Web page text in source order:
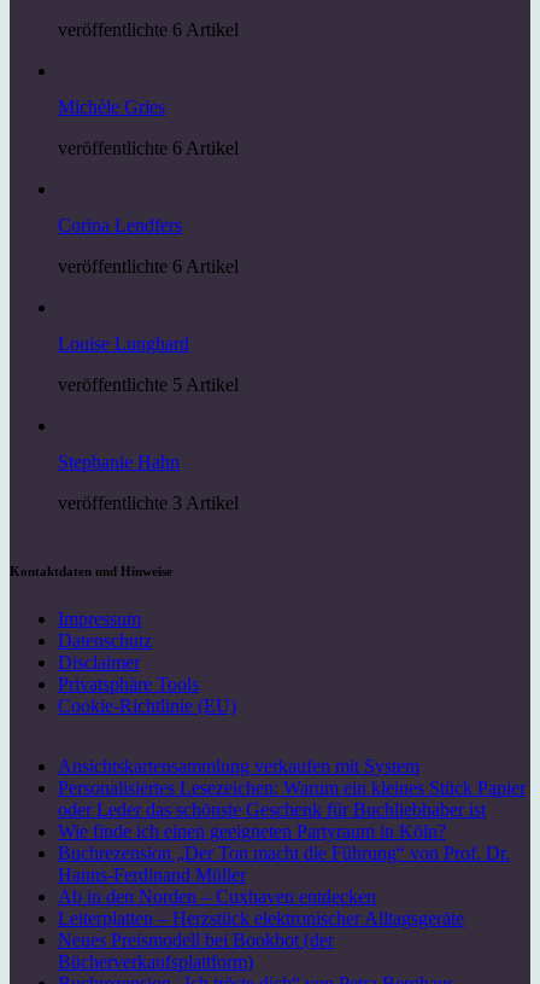
veröffentlichte 6 Artikel
Michèle Gries
veröffentlichte 6 Artikel
Corina Lendfers
veröffentlichte 6 Artikel
Louise Lunghard
veröffentlichte 5 Artikel
Stephanie Hahn
veröffentlichte 3 Artikel
Kontaktdaten und Hinweise
Impressum
Datenschutz
Disclaimer
Privatsphäre Tools
Cookie-Richtlinie (EU)
Ansichtskartensammlung verkaufen mit System
Personalisiertes Lesezeichen: Warum ein kleines Stück Papier
oder Leder das schönste Geschenk für Buchliebhaber ist
Wie finde ich einen geeigneten Partyraum in Köln?
Buchrezension „Der Ton macht die Führung“ von Prof. Dr.
Hanns-Ferdinand Müller
Ab in den Norden – Cuxhaven entdecken
Leiterplatten – Herzstück elektronischer Alltagsgeräte
Neues Preismodell bei Bookbot (der
Bücherverkaufsplattform)